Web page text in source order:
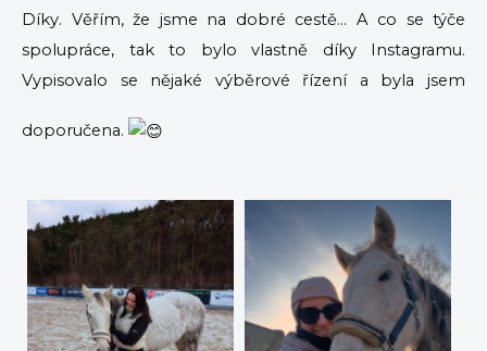
Díky. Věřím, že jsme na dobré cestě... A co se týče
spolupráce, tak to bylo vlastně díky Instagramu.
Vypisovalo se nějaké výběrové řízení a byla jsem
doporučena.